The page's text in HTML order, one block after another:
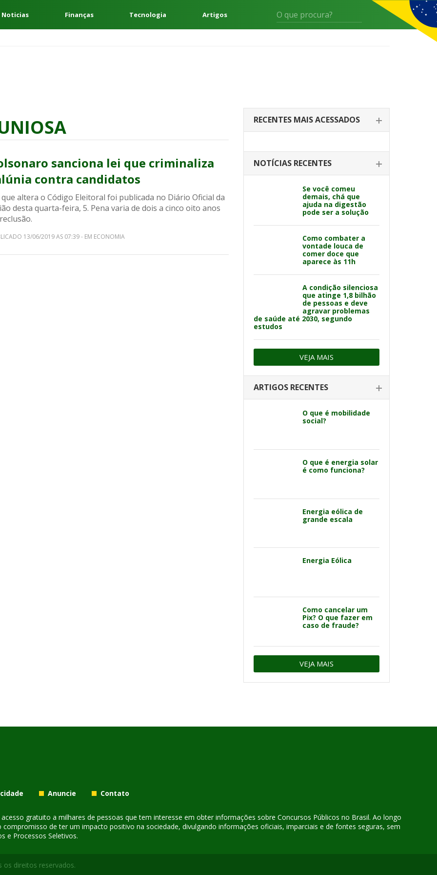
Noticias Finanças Tecnologia Artigos
sanciona lei que criminaliza
contra candidatos
que altera o Código Eleitoral foi publicada no Diário Oficial da
desta quarta-feira, 5. Pena varia de dois a cinco oito anos
13/06/2019 AS 07:39 - EM ECONOMIA
RECENTES MAIS ACESSADOS
NOTÍCIAS RECENTES
Se você comeu
demais, chá que
ajuda na digestão
pode ser a solução
Como combater a
vontade louca de
comer doce que
aparece às 11h
A condição silenciosa
que atinge 1,8 bilhão
de pessoas e deve
agravar problemas
de saúde até 2030, segundo
estudos
VEJA MAIS
ARTIGOS RECENTES
O que é mobilidade
social?
O que é energia solar
é como funciona?
Energia eólica de
grande escala
Energia Eólica
Como cancelar um
Pix? O que fazer em
caso de fraude?
VEJA MAIS
Anuncie Contato
gratuito a milhares de pessoas que tem interesse em obter informações sobre Concursos Públicos no Brasil. Ao longo
de ter um impacto positivo na sociedade, divulgando informações oficiais, imparciais e de fontes seguras, sem
e Processos Seletivos.
os direitos reservados.